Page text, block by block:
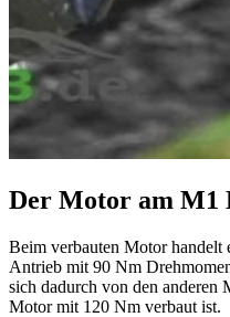
Der Motor am M1
Beim verbauten Motor handelt
Antrieb mit 90 Nm
sich dadurch von den
Motor mit 120 Nm verbaut ist.